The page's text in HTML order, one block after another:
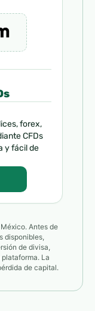
forex,
CFDs
y fácil de
Antes de
disponibles,
de divisa,
La
de capital.